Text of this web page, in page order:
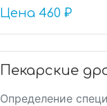
Цена 460 ₽
Пекарские
Определение